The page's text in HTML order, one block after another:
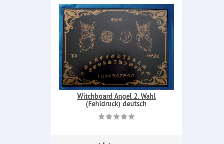
Witchboard Angel 2. Wahl
(Fehldruck) deutsch